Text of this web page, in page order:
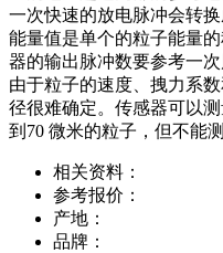
一次快速的放电脉冲会转
能量值是单个的粒子能量
器的输出脉冲数要参考一
由于粒子的速度、拽力系
径很难确定。传感器可以
到70 微米的粒子，但不能
相关资料：
参考报价：
产地：
品牌：